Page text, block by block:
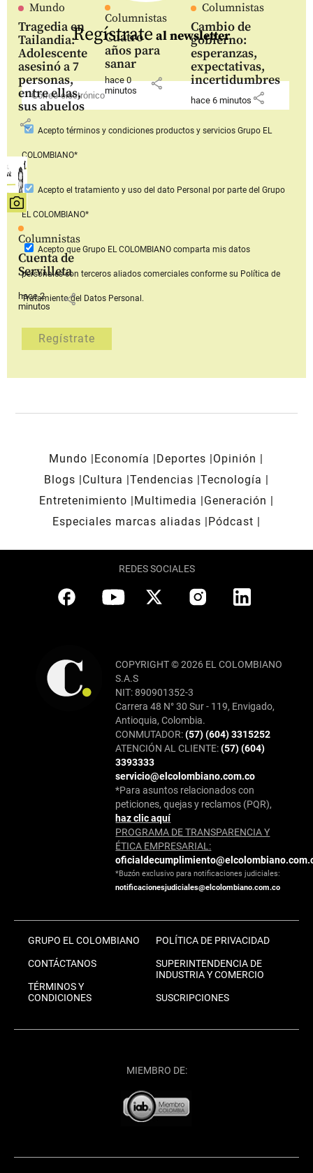
Mundo
Tragedia en
Tailandia:
Adolescente
asesinó a 7
personas,
entre ellas,
sus abuelos
share
Columnistas
Cuatro
años para
sanar
hace 0
minutos
share
Columnistas
Cambio de
gobierno:
esperanzas,
expectativas,
incertidumbres
hace 6 minutos share
Columnistas
Cuenta de
Servilleta
hace 2
minutos
share
Regístrate al newsletter
Aceptotérminos y condiciones productos y serviciosGrupo EL
COLOMBIANO*
Acepto el tratamiento y uso del dato Personal por parte del Grupo
EL COLOMBIANO*
Acepto que Grupo EL COLOMBIANOcomparta mis datos
personales con terceros aliados comerciales conforme su Política de
Tratamiento del Datos Personal.
Mundo Economía Deportes
Opinión
Blogs
Cultura Tendencias Tecnología
Entretenimiento
Multimedia
Generación
Especiales marcas aliadas
Pódcast
REDES SOCIALES
COPYRIGHT © 2026 EL COLOMBIANO
S.A.S
NIT: 890901352-3
Carrera 48 N° 30 Sur - 119, Envigado,
Antioquia, Colombia.
CONMUTADOR:(57) (604) 3315252
ATENCIÓN AL CLIENTE:(57) (604)
3393333
servicio@elcolombiano.com.co
*Para asuntos relacionados con
peticiones, quejas y reclamos (PQR),
haz clic aquí
PROGRAMA DE TRANSPARENCIA Y
ÉTICA EMPRESARIAL:
*Buzón exclusivo para notificaciones judiciales:
notificacionesjudiciales@elcolombiano.com.co
GRUPO EL COLOMBIANO
CONTÁCTANOS
TÉRMINOS Y
CONDICIONES
POLÍTICA DE PRIVACIDAD
SUPERINTENDENCIA DE
INDUSTRIA Y COMERCIO
SUSCRIPCIONES
MIEMBRO DE: